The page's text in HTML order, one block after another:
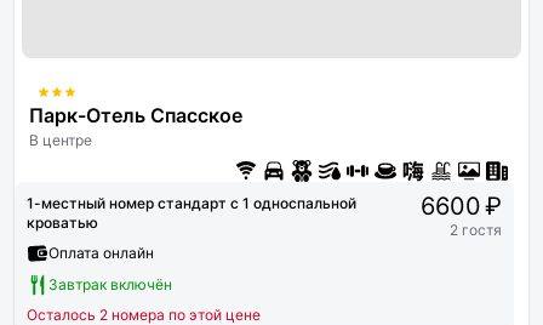
Парк-Отель Спасское
В центре
1-местный номер стандарт с 1 односпальной
кроватью
Оплата онлайн
Завтрак включён
Осталось 2 номера по этой цене
6600 ₽
2 гостя